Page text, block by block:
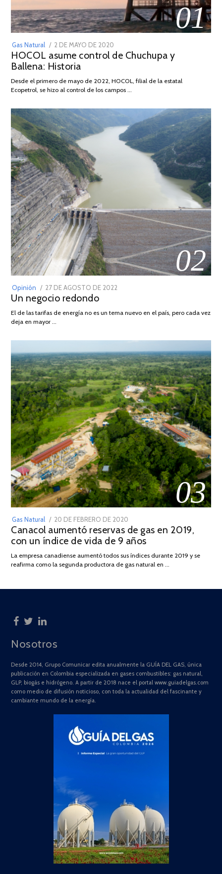
01
Gas Natural
POSTED
ON
2 DE MAYO DE 2020
DE
2026
HOCOL asume control de Chuchupa y
Ballena: Historia
Desde el primero de mayo de 2022, HOCOL, filial de la estatal
Ecopetrol, se hizo al control de los campos …
02
Opinión
POSTED
ON
27 DE AGOSTO DE 2022
DE
Un negocio redondo
El de las tarifas de energía no es un tema nuevo en el país, pero cada vez
deja en mayor …
03
Gas Natural
POSTED
ON
20 DE FEBRERO DE 2020
DE
JULIO
2025
Canacol aumentó reservas de gas en 2019,
con un índice de vida de 9 años
La empresa canadiense aumentó todos sus índices durante 2019 y se
reafirma como la segunda productora de gas natural en …
Nosotros
Desde 2014, Grupo Comunicar edita anualmente la GUÍA DEL GAS, única
publicación en Colombia especializada en gases combustibles: gas natural,
GLP, biogás e hidrógeno. A partir de 2018 nace el portal www.guiadelgas.com
como medio de difusión noticioso, con toda la actualidad del fascinante y
cambiante mundo de la energía.